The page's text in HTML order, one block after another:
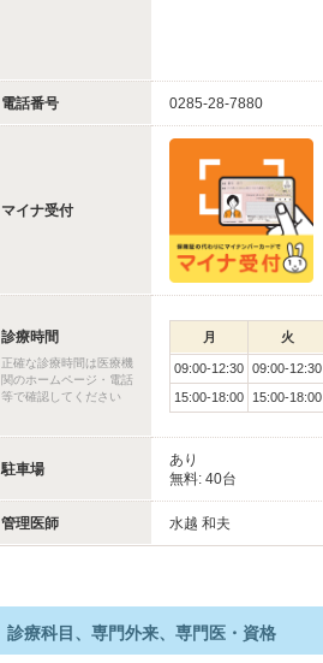
電話番号 0285-28-7880
マイナ受付
診療時間
正確な診療時間は医療機
関のホームページ・電話
等で確認してください
月 火
09:00-12:30 09:00-12:30
15:00-18:00
15:00-18:00
駐車場
あり
無料: 40台
管理医師 水越 和夫
診療科目、専門外来、専門医・資格